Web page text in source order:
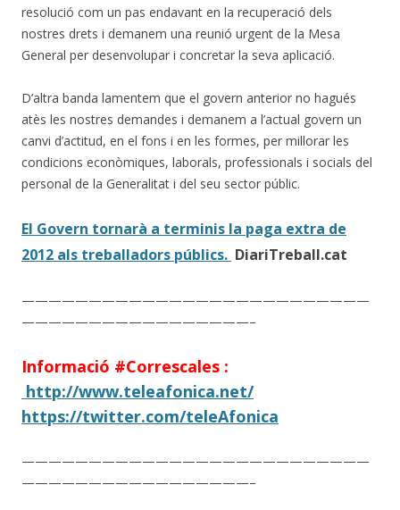
resolució com un pas endavant en la recuperació dels
nostres drets i demanem una reunió urgent de la Mesa
General per desenvolupar i concretar la seva aplicació.
D’altra banda lamentem que el govern anterior no hagués
atès les nostres demandes i demanem a l’actual govern un
canvi d’actitud, en el fons i en les formes, per millorar les
condicions econòmiques, laborals, professionals i socials del
personal de la Generalitat i del seu sector públic.
El Govern tornarà a terminis la paga extra de
2012 als treballadors públics. DiariTreball.cat
——————————————————————————
—————————————————–
Informació #Correscales :
http://www.teleafonica.net/
https://twitter.com/teleAfonica
——————————————————————————
—————————————————–